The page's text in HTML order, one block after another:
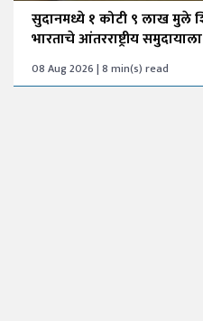
सुदानमध्ये १ कोटी ९ लाख मुले
भारताचे आंतरराष्ट्रीय
08 Aug 2026 | 8 min(s) read